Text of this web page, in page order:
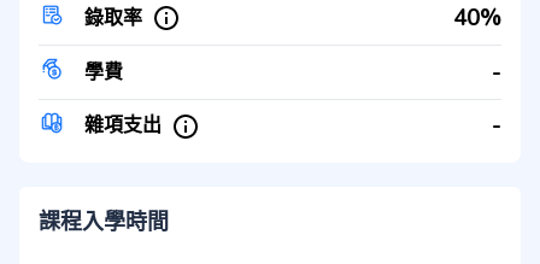
錄取率 40%
學費 -
雜項支出 -
課程入學時間